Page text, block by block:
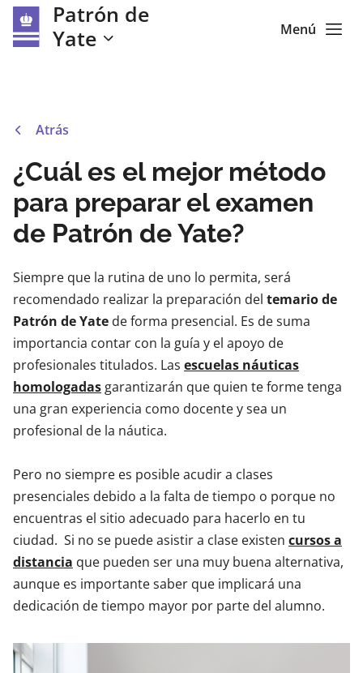
Patrón de
Yate
Menú
Atrás
¿Cuál es el mejor método
para preparar el examen
de Patrón de Yate?
Siempre que la rutina de uno lo permita, será
recomendado realizar la preparación del temario de
Patrón de Yate de forma presencial. Es de suma
importancia contar con la guía y el apoyo de
profesionales titulados. Las escuelas náuticas
homologadas garantizarán que quien te forme tenga
una gran experiencia como docente y sea un
profesional de la náutica.
Pero no siempre es posible acudir a clases
presenciales debido a la falta de tiempo o porque no
encuentras el sitio adecuado para hacerlo en tu
ciudad. Si no se puede asistir a clase existen cursos a
distancia que pueden ser una muy buena alternativa,
aunque es importante saber que implicará una
dedicación de tiempo mayor por parte del alumno.